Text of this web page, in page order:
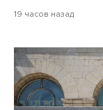
19 часов назад